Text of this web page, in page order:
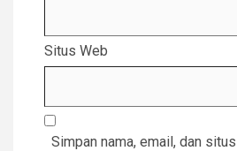
Situs Web
Simpan nama, email, dan